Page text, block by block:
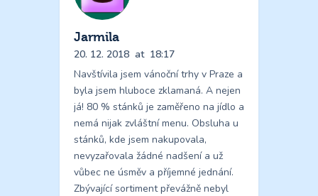
Jarmila
20. 12. 2018 at 18:17
Navštívila jsem vánoční trhy v Praze a
byla jsem hluboce zklamaná. A nejen
já! 80 % stánků je zaměřeno na jídlo a
nemá nijak zvláštní menu. Obsluha u
stánků, kde jsem nakupovala,
nevyzařovala žádné nadšení a už
vůbec ne úsměv a příjemné jednání.
Zbývající sortiment převážně nebyl